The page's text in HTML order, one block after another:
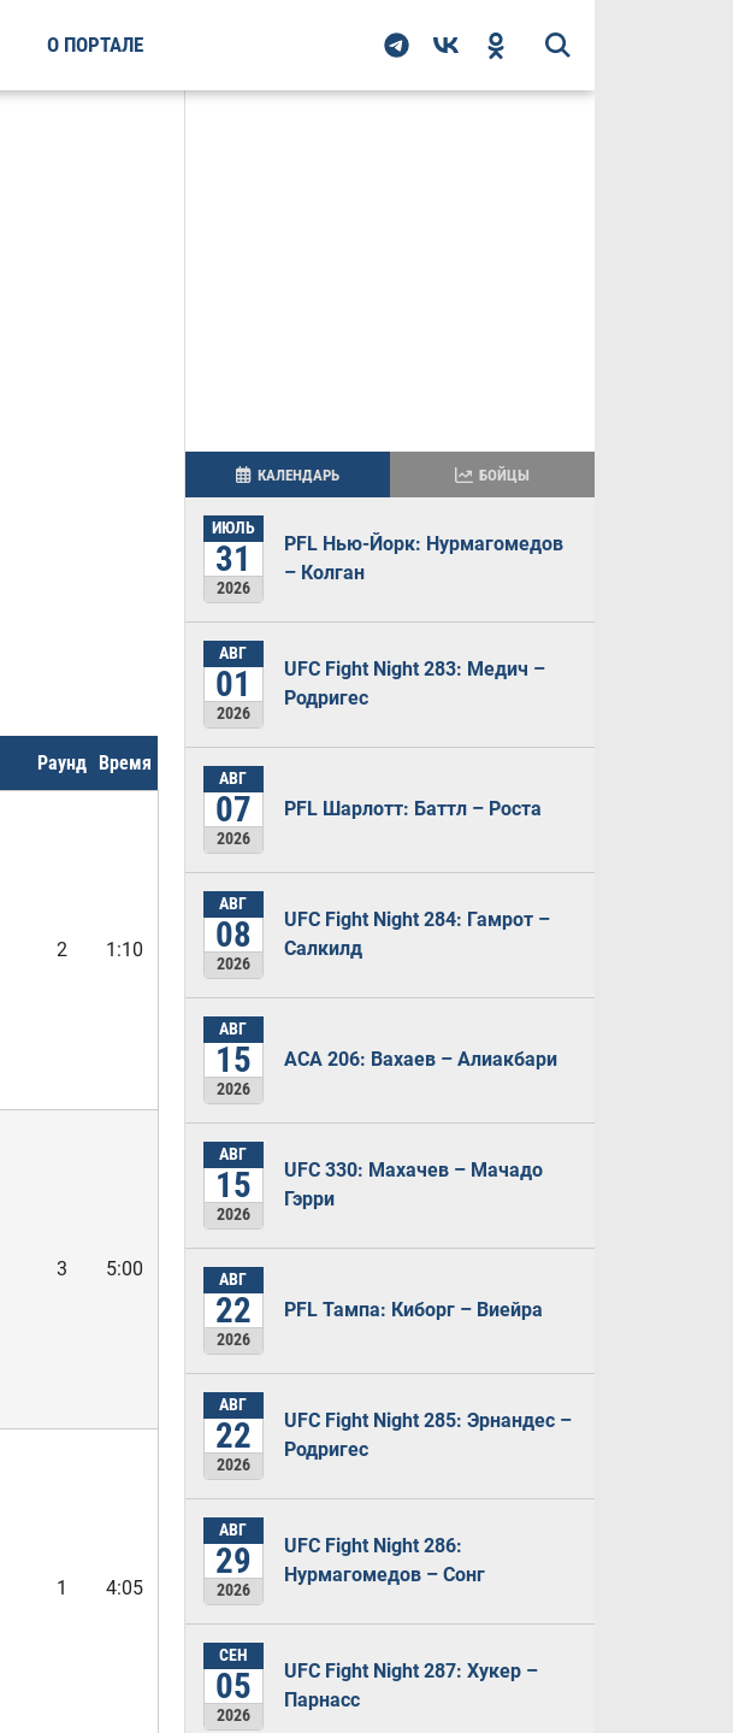
О ПОРТАЛЕ
Раунд Время
2 1:10
3 5:00
1 4:05
КАЛЕНДАРЬ БОЙЦЫ
ИЮЛЬ
31
2026
PFL Нью-Йорк: Нурмагомедов
– Колган
АВГ
01
2026
UFC Fight Night 283: Медич –
Родригес
АВГ
07
2026
PFL Шарлотт: Баттл – Роста
АВГ
08
2026
UFC Fight Night 284: Гамрот –
Салкилд
АВГ
15
2026
ACA 206: Вахаев – Алиакбари
АВГ
15
2026
UFC 330: Махачев – Мачадо
Гэрри
АВГ
22
2026
PFL Тампа: Киборг – Виейра
АВГ
22
2026
UFC Fight Night 285: Эрнандес –
Родригес
АВГ
29
2026
UFC Fight Night 286:
Нурмагомедов – Сонг
СЕН
05
2026
UFC Fight Night 287: Хукер –
Парнасс